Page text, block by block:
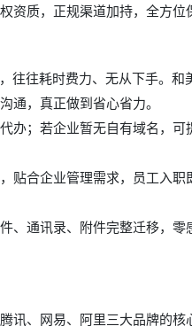
质，正规渠道加持，全方位
往耗时费力、无从下手。和
通，真正做到省心省力。
；若企业暂无自有域名，
合企业管理需求，员工入
通讯录、附件完整迁移，
、网易、阿里三大品牌的